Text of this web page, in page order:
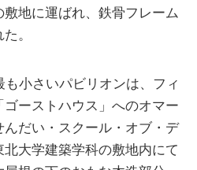
地に運ばれ、鉄骨フレーム
。
も小さいパビリオンは、フィ
ゴーストハウス」へのオマー
だい・スクール・オブ・デ
大学建築学科の敷地内にて